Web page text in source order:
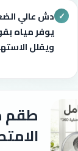
✓ دش عالي
يوفر مياه
ويقلل
طقم